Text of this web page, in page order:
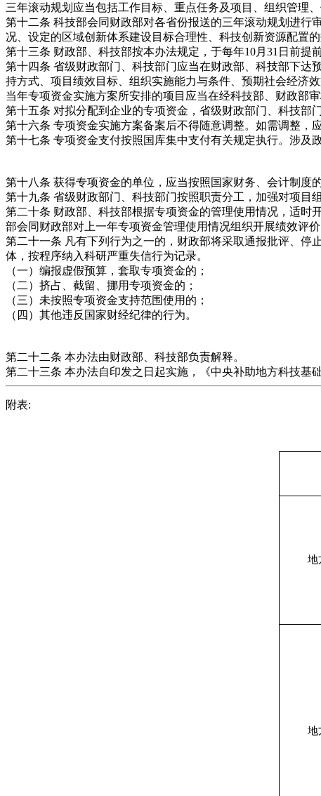
三年滚动规划应当包括工作目标、重点任务及项目、组织管理
第十二条 科技部会同财政部对各省份报送的三年滚动规划进行
况、设定的区域创新体系建设目标合理性、科技创新资源配置
第十三条 财政部、科技部按本办法规定，于每年10月31日前提
第十四条 省级财政部门、科技部门应当在财政部、科技部下达
持方式、项目绩效目标、组织实施能力与条件、预期社会经济效
当年专项资金实施方案所安排的项目应当在经科技部、财政部
第十五条 对拟分配到企业的专项资金，省级财政部门、科技部
第十六条 专项资金实施方案备案后不得随意调整。如需调整，
第十七条 专项资金支付按照国库集中支付有关规定执行。涉及
第十八条 获得专项资金的单位，应当按照国家财务、会计制度
第十九条 省级财政部门、科技部门按照职责分工，加强对项目
第二十条 财政部、科技部根据专项资金的管理使用情况，适
部会同财政部对上一年专项资金管理使用情况组织开展绩效评
第二十一条 凡有下列行为之一的，财政部将采取通报批评、
体，按程序纳入科研严重失信行为记录。
（一）编报虚假预算，套取专项资金的；
（二）挤占、截留、挪用专项资金的；
（三）未按照专项资金支持范围使用的；
（四）其他违反国家财经纪律的行为。
第二十二条 本办法由财政部、科技部负责解释。
第二十三条 本办法自印发之日起实施，《中央补助地方科技基
附表:
地
地